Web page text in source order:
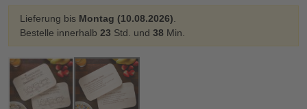
Lieferung bis Montag (10.08.2026).
Bestelle innerhalb 23 Std. und 38 Min.